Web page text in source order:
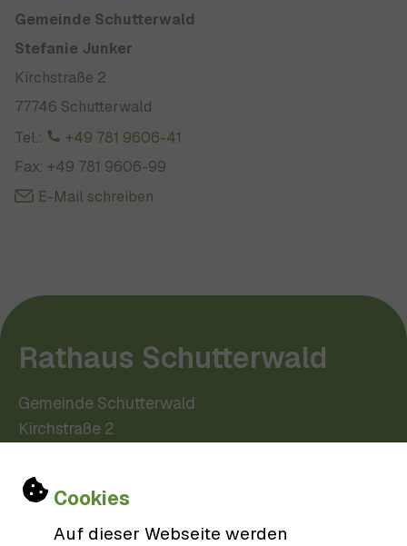
Einstellungen zu Cookies und
Cookies
Auf dieser Webseite werden
Gemeinde Schutterwald
Stefanie Junker
Kirchstraße 2
77746 Schutterwald
Tel.:
+49 781 9606-41
Fax: +49 781 9606-99
E-Mail schreiben
Rathaus Schutterwald
Gemeinde Schutterwald
Kirchstraße 2
0781/9606-0